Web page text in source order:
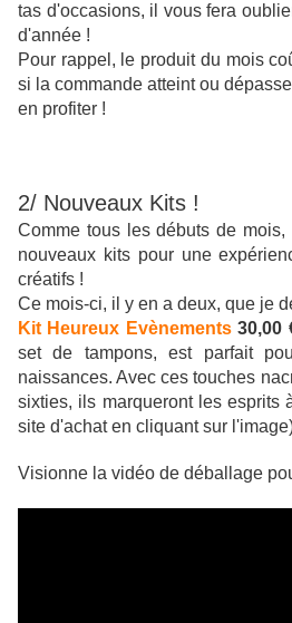
tas d'occasions, il vous fera
d'année !
Pour rappel, le produit du mois
si la commande atteint ou
en profiter !
2/ Nouveaux Kits !
Comme tous les débuts de
nouveaux kits pour une
créatifs !
Ce mois-ci, il y en a deux, que je
Kit Heureux Evènements30,00
set de tampons, est parfait
naissances. Avec ces touches
sixties, ils marqueront les esprits
site d'achat en cliquant sur
Visionne la vidéo de déballage